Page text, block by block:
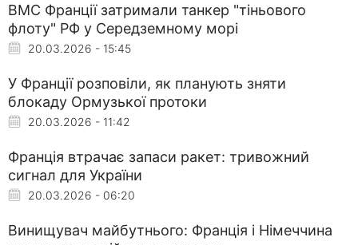
ВМС Франції затримали танкер "тіньового
флоту" РФ у Середземному морі
20.03.2026 - 15:45
У Франції розповіли, як планують зняти
блокаду Ормузької протоки
20.03.2026 - 11:42
Франція втрачає запаси ракет: тривожний
сигнал для України
20.03.2026 - 06:20
Винищувач майбутнього: Франція і Німеччина